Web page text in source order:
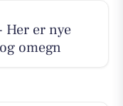
Her er nye
omegn